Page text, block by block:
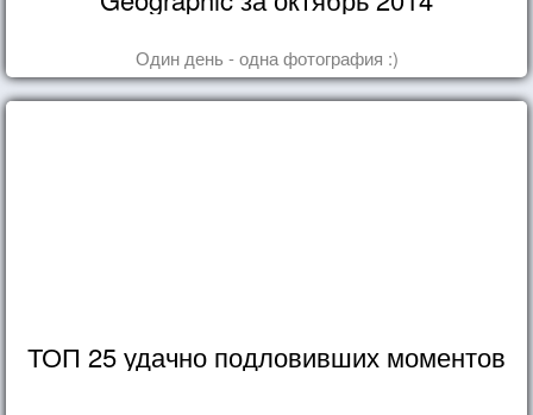
Один день - одна фотография :)
ТОП 25 удачно подловивших моментов